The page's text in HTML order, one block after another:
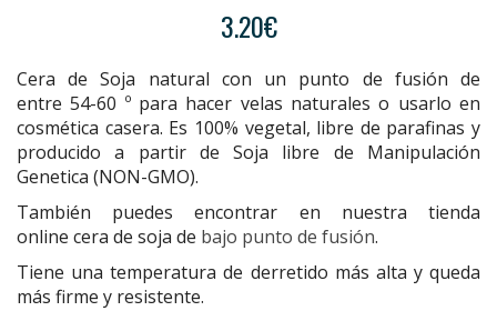
3.20€
Cera de Soja natural con un punto de fusión de
entre54-60 ºpara hacer velas naturales o usarlo en
cosmética casera. Es 100% vegetal, libre de parafinas y
producido a partir de Soja libre de Manipulación
Genetica (NON-GMO).
También puedes encontrar en nuestra tienda
online cera de soja de bajo punto de fusión.
Tiene una temperatura de derretido más alta y queda
más firme y resistente.